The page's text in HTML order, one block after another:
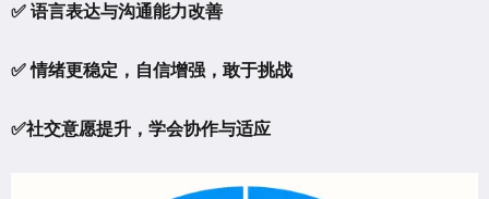
✅ 语言表达与沟通能力改善
✅ 情绪更稳定，自信增强，敢于挑战
✅社交意愿提升，学会协作与适应